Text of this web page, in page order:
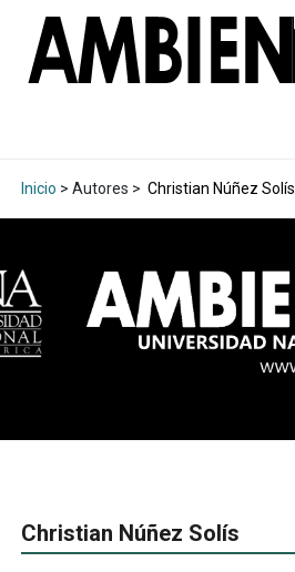
Inicio > Autores > Christian Núñez Solís
Christian Núñez Solís